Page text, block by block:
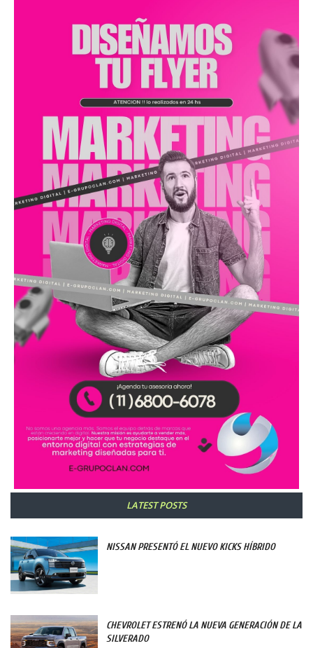
LATEST POSTS
NISSAN PRESENTÓ EL NUEVO KICKS HÍBRIDO
CHEVROLET ESTRENÓ LA NUEVA GENERACIÓN DE LA
SILVERADO